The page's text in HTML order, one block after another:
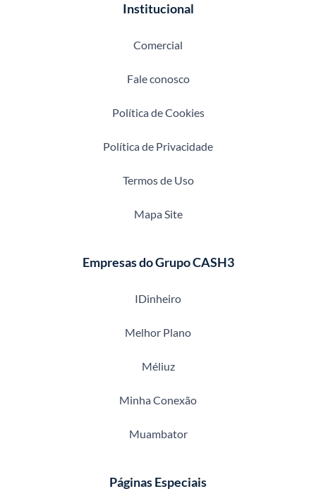
Institucional
Comercial
Fale conosco
Política de Cookies
Política de Privacidade
Termos de Uso
Mapa Site
Empresas do Grupo CASH3
IDinheiro
Melhor Plano
Méliuz
Minha Conexão
Muambator
Páginas Especiais